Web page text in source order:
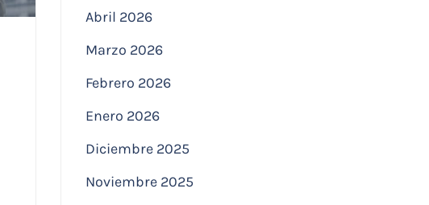
Abril 2026
Marzo 2026
Febrero 2026
Enero 2026
Diciembre 2025
Noviembre 2025